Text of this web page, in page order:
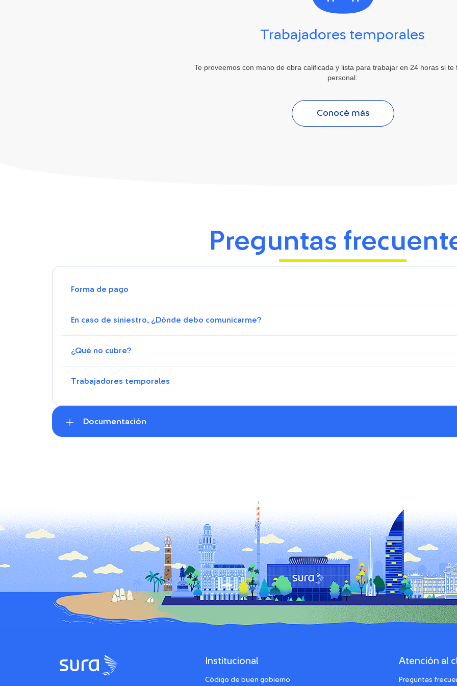
Trabajadores temporales
Te proveemos con mano de obra calificada y lista para trabajar en 24 horas si te
personal.
Conocé más
Preguntas
Forma de pago
En caso de siniestro, ¿Dónde debo comunicarme?
¿Qué no cubre?
Trabajadores temporales
Documentación
Institucional
Código de buen gobierno
Atención al
Preguntas